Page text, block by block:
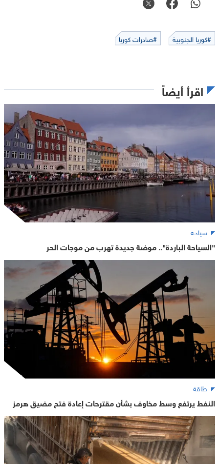
#كوريا الجنوبية #صادرات كوريا
اقرأ أيضاً
سياحة
"السياحة الباردة".. موضة جديدة تهرب من موجات الحر
طاقة
النفط يرتفع وسط مخاوف بشأن مقترحات إعادة فتح مضيق هرمز